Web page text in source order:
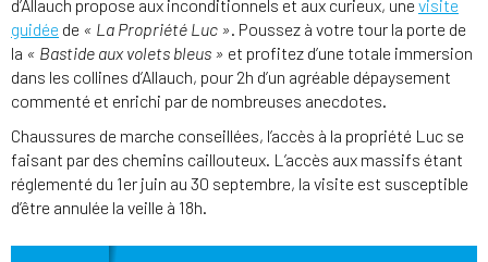
d’Allauch propose aux inconditionnels et aux curieux, une visite
guidée de « La Propriété Luc ». Poussez à votre tour la porte de
la « Bastide aux volets bleus » et profitez d’une totale immersion
dans les collines d’Allauch, pour 2h d’un agréable dépaysement
commenté et enrichi par de nombreuses anecdotes.
Chaussures de marche conseillées, l’accès à la propriété Luc se
faisant par des chemins caillouteux. L’accès aux massifs étant
réglementé du 1er juin au 30 septembre, la visite est susceptible
d’être annulée la veille à 18h.